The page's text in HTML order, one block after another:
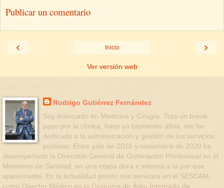
Publicar un comentario
‹ ›
Inicio
Ver versión web
Rodrigo Gutiérrez Fernández
Soy licenciado en Medicina y Cirugía. Tras un breve
paso por la clínica, hace ya bastantes años, me he
dedicado a la administración y gestión de los servicios
públicos. Entre julio de 2018 y noviembre de 2020 he
desempeñado la Dirección General de Ordenación Profesional en el
Ministerio de Sanidad, en una etapa dura e intensa a la par que
apasionante. En la actualidad presto mis servicios en el SESCAM,
como Director Médico en la Gerencia de Área Integrada de